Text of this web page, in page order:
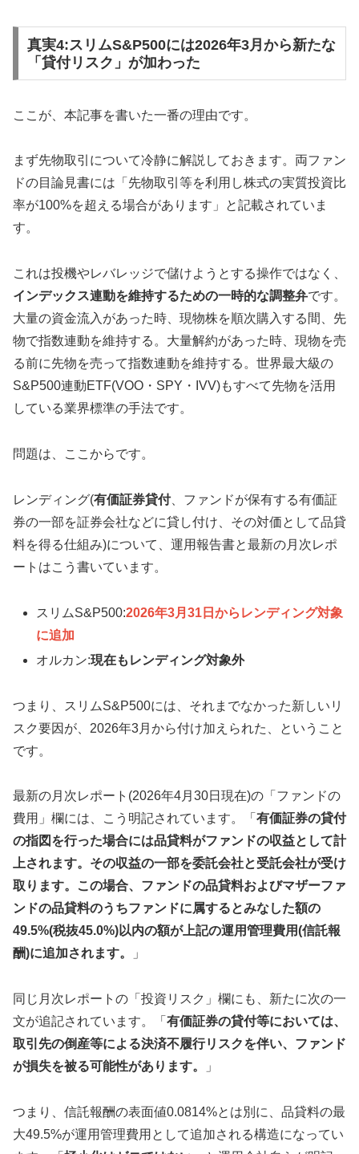
真実4:スリムS&P500には2026年3月から新たな
「貸付リスク」が加わった
ここが、本記事を書いた一番の理由です。
まず先物取引について冷静に解説しておきます。両ファン
ドの目論見書には「先物取引等を利用し株式の実質投資比
率が100%を超える場合があります」と記載されていま
す。
これは投機やレバレッジで儲けようとする操作ではなく、
インデックス連動を維持するための一時的な調整弁です。
大量の資金流入があった時、現物株を順次購入する間、先
物で指数連動を維持する。大量解約があった時、現物を売
る前に先物を売って指数連動を維持する。世界最大級の
S&P500連動ETF(VOO・SPY・IVV)もすべて先物を活用
している業界標準の手法です。
問題は、ここからです。
レンディング(有価証券貸付、ファンドが保有する有価証
券の一部を証券会社などに貸し付け、その対価として品貸
料を得る仕組み)について、運用報告書と最新の月次レポ
ートはこう書いています。
スリムS&P500:2026年3月31日からレンディング対象
に追加
オルカン:現在もレンディング対象外
つまり、スリムS&P500には、それまでなかった新しいリ
スク要因が、2026年3月から付け加えられた、ということ
です。
最新の月次レポート(2026年4月30日現在)の「ファンドの
費用」欄には、こう明記されています。「 有価証券の貸付
の指図を行った場合には品貸料がファンドの収益として計
上されます。その収益の一部を委託会社と受託会社が受け
取ります。この場合、ファンドの品貸料およびマザーファ
ンドの品貸料のうちファンドに属するとみなした額の
49.5%(税抜45.0%)以内の額が上記の運用管理費用(信託報
酬)に追加されます。
」
同じ月次レポートの「投資リスク」欄にも、新たに次の一
文が追記されています。「 有価証券の貸付等においては、
取引先の倒産等による決済不履行リスクを伴い、ファンド
が損失を被る可能性があります。
」
つまり、信託報酬の表面値0.0814%とは別に、品貸料の最
大49.5%が運用管理費用として追加される構造になってい